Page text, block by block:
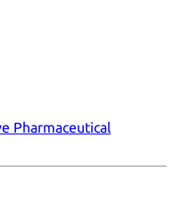
Pharmaceutical